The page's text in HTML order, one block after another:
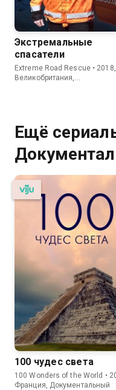
Экстремальные
спасатели
Extreme Road Rescue • 2018,
Великобритания,
Ещё
100 чудес света
100 Wonders of the World •
Франция, Документальный